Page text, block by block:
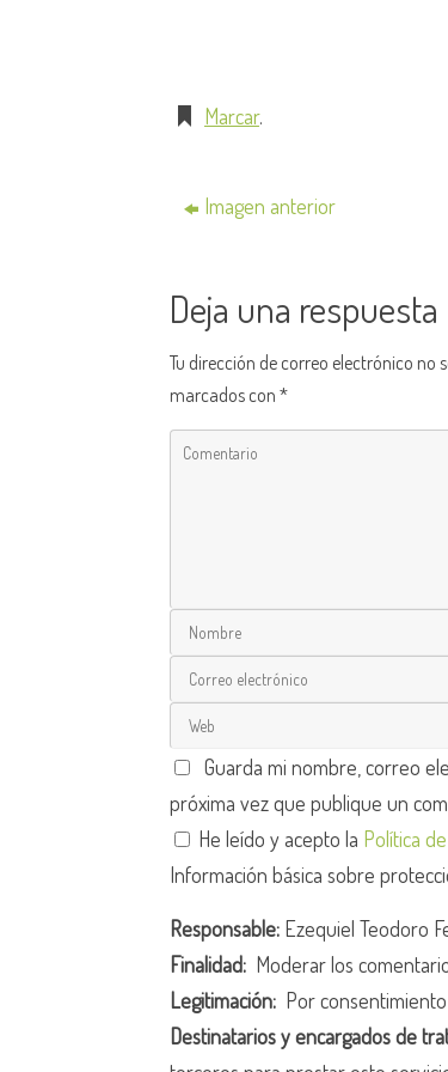
Marcar.
Imagen anterior
Deja una respuesta
Tu dirección de correo electrónico no
marcados con*
Guarda mi nombre, correo
próxima vez que publique un
He leído y acepto la Política
Información básica sobre
Responsable: Ezequiel Teodoro
Finalidad: Moderar los
Legitimación: Por
Destinatarios y encargados de